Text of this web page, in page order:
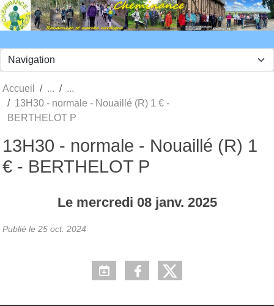
Accueil
13H30 - normale - Nouaillé (R) 1 € -
BERTHELOT P
13H30 - normale - Nouaillé (R) 1
€ - BERTHELOT P
Le mercredi 08 janv. 2025
Publié le 25 oct. 2024
Panneau de gestion des cookies